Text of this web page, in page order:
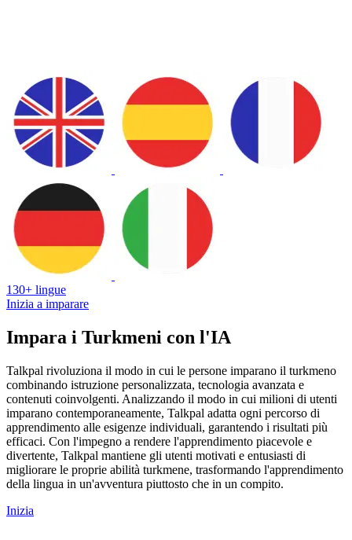
130+ lingue
Inizia a imparare
Impara i Turkmeni con l'IA
Talkpal rivoluziona il modo in cui le persone imparano il turkmeno
combinando istruzione personalizzata, tecnologia avanzata e
contenuti coinvolgenti. Analizzando il modo in cui milioni di utenti
imparano contemporaneamente, Talkpal adatta ogni percorso di
apprendimento alle esigenze individuali, garantendo i risultati più
efficaci. Con l'impegno a rendere l'apprendimento piacevole e
divertente, Talkpal mantiene gli utenti motivati e entusiasti di
migliorare le proprie abilità turkmene, trasformando l'apprendimento
della lingua in un'avventura piuttosto che in un compito.
Inizia